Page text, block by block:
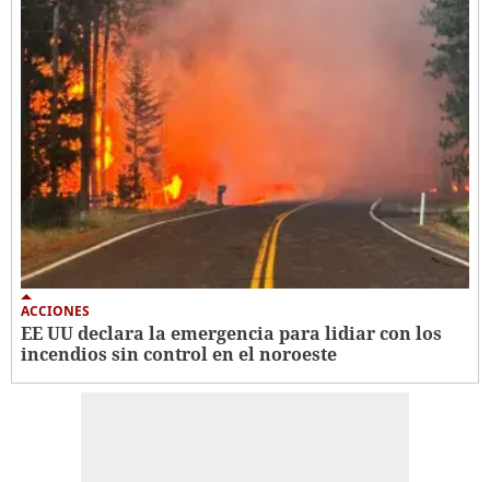
ACCIONES
EE UU declara la emergencia para lidiar con los
incendios sin control en el noroeste